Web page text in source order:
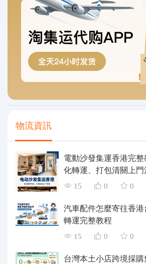
物流資訊
電動沙發集運香港完
化轉運、打包清關上門
15 0 0
汽車配件怎麼寄往香
轉運完整教程
15 0 0
台灣本土小店跨境採購